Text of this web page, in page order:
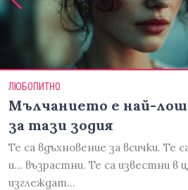
ЛЮБОПИТНО
Мълчанието е най-
за тази зодия
Те са вдъхновение за всички. Те
и... възрастни. Те са известни в
изглеждат…